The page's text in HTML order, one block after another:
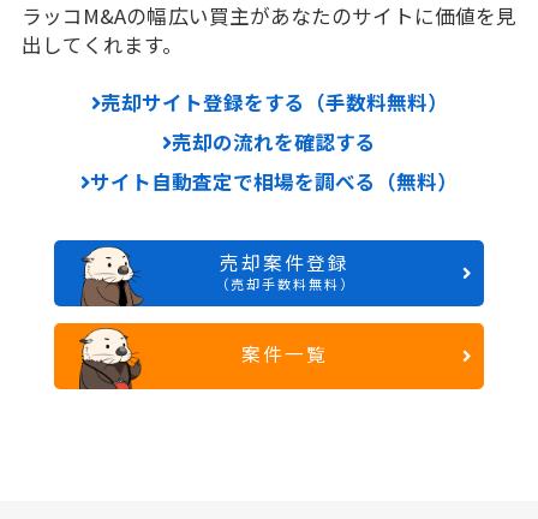
ラッコM&Aの幅広い買主があなたのサイトに価値を見
出してくれます。
売却サイト登録をする（手数料無料）
売却の流れを確認する
サイト自動査定で相場を調べる（無料）
売却案件登録
（売却手数料無料）
案件一覧